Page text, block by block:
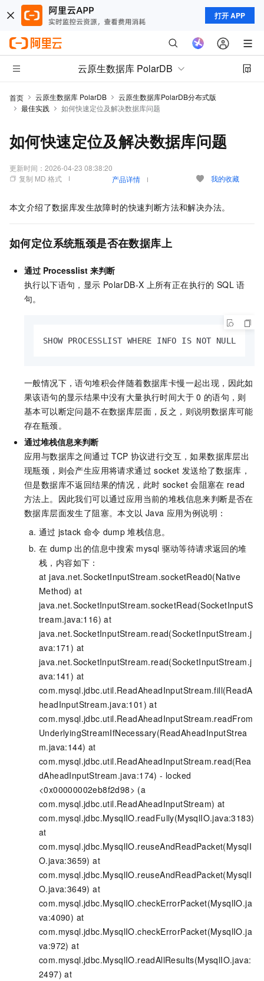
打开 APP
云原生数据库 PolarDB
首页 云原生数据库 PolarDB
云原生数据库PolarDB分布式版
最佳实践
如何快速定位及解决数据库问题
如何快速定位及解决数据库问题
更新时间： 2026-04-23 08:38:20
复制 MD 格式
产品详情 我的收藏
本文介绍了数据库发生故障时的快速判断方法和解决办法。
如何定位系统瓶颈是否在数据库上
通过 Processlist 来判断
执行以下语句，显示 PolarDB-X 上所有正在执行的 SQL 语
句。
SHOW PROCESSLIST WHERE INFO IS NOT NULL
一般情况下，语句堆积会伴随着数据库卡慢一起出现，因此如
果该语句的显示结果中没有大量执行时间大于 0 的语句，则
基本可以断定问题不在数据库层面，反之，则说明数据库可能
存在瓶颈。
通过堆栈信息来判断
应用与数据库之间通过 TCP 协议进行交互，如果数据库层出
现瓶颈，则会产生应用将请求通过 socket 发送给了数据库，
但是数据库不返回结果的情况，此时 socket 会阻塞在 read
方法上。因此我们可以通过应用当前的堆栈信息来判断是否在
数据库层面发生了阻塞。本文以 Java 应用为例说明：
通过 jstack 命令 dump 堆栈信息。
在 dump 出的信息中搜索 mysql 驱动等待请求返回的堆
栈，内容如下：
at java.net.SocketInputStream.socketRead0(Native
Method) at
java.net.SocketInputStream.socketRead(SocketInputS
tream.java:116) at
java.net.SocketInputStream.read(SocketInputStream.j
ava:171) at
java.net.SocketInputStream.read(SocketInputStream.j
ava:141) at
com.mysql.jdbc.util.ReadAheadInputStream.fill(ReadA
headInputStream.java:101) at
com.mysql.jdbc.util.ReadAheadInputStream.readFrom
UnderlyingStreamIfNecessary(ReadAheadInputStrea
m.java:144) at
com.mysql.jdbc.util.ReadAheadInputStream.read(Rea
dAheadInputStream.java:174) - locked
<0x00000002eb8f2d98> (a
com.mysql.jdbc.util.ReadAheadInputStream) at
com.mysql.jdbc.MysqlIO.readFully(MysqlIO.java:3183)
at
com.mysql.jdbc.MysqlIO.reuseAndReadPacket(MysqlI
O.java:3659) at
com.mysql.jdbc.MysqlIO.reuseAndReadPacket(MysqlI
O.java:3649) at
com.mysql.jdbc.MysqlIO.checkErrorPacket(MysqlIO.ja
va:4090) at
com.mysql.jdbc.MysqlIO.checkErrorPacket(MysqlIO.ja
va:972) at
com.mysql.jdbc.MysqlIO.readAllResults(MysqlIO.java:
2497) at